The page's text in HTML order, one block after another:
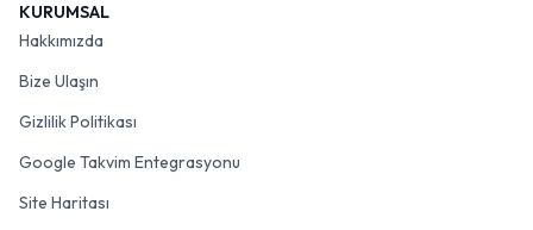
KURUMSAL
Hakkımızda
Bize Ulaşın
Gizlilik Politikası
Google Takvim Entegrasyonu
Site Haritası